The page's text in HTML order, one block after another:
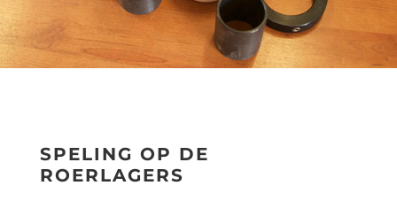
SPELING OP DE
ROERLAGERS